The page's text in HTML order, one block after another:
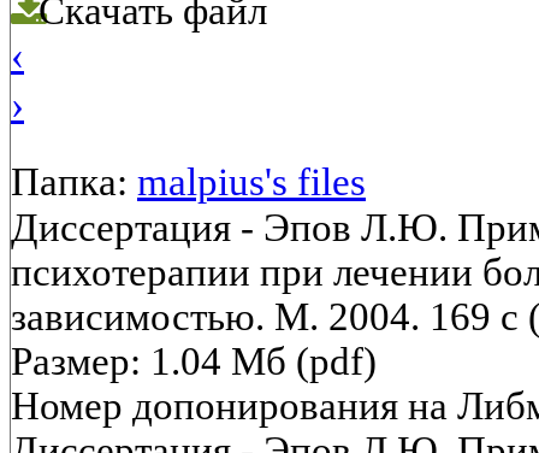
Скачать файл
‹
›
Папка: malpius's files
Диссертация - Эпов Л.Ю.
психотерапии при лечении
зависимостью. М. 2004. 169 с
Размер: 1.04 Мб (pdf)
Номер допонирования на